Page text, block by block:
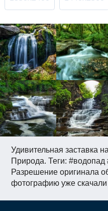
Удивительная заставка
Природа. Теги: #водопад
Разрешение оригинала
фотографию уже скачали